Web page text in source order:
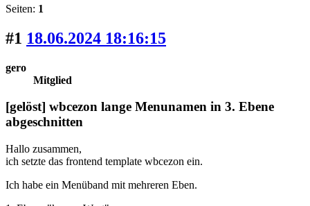
Seiten: 1
#1 18.06.2024 18:16:15
gero
Mitglied
[gelöst] wbcezon lange Menunamen in 3. Ebene
abgeschnitten
Hallo zusammen,
ich setzte das frontend template wbcezon ein.
Ich habe ein Menüband mit mehreren Eben.